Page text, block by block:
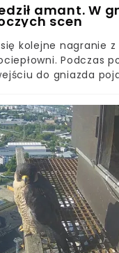
amant. W
scen
kolejne nagranie z
Podczas
do gniazda
samiec uważnie
To
obecność samica.
się w
miłosną